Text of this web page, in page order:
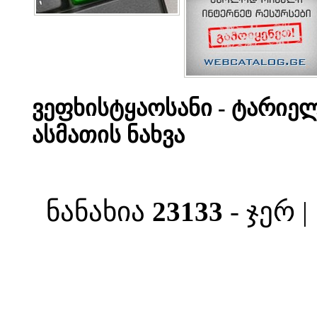
ვეფხისტყაოსანი -
ასმათის ნახვა
ნანახია 23133 - ჯერ